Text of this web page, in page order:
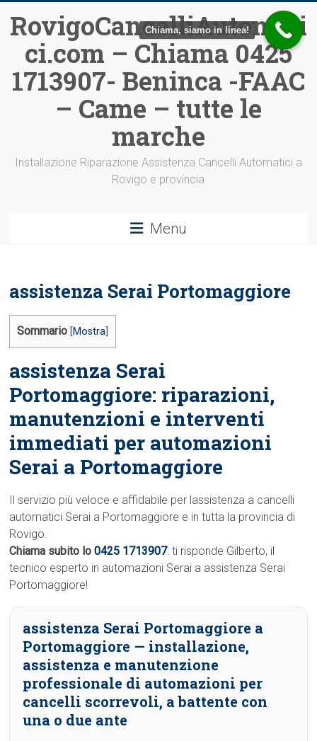
contenuto
RovigoCancelliAutomati
ci.com – Chiama 0425
1713907- Beninca -FAAC
– Came – tutte le
marche
Installazione Riparazione Assistenza Cancelli Automatici a
Rovigo e provincia
Menu
assistenza Serai Portomaggiore
Sommario Mostra
assistenza Serai
Portomaggiore: riparazioni,
manutenzioni e interventi
immediati per automazioni
Serai a Portomaggiore
Il servizio più veloce e affidabile per lassistenza a cancelli
automatici Serai a Portomaggiore e in tutta la provincia di
Rovigo.
Chiama subito lo0425 1713907: ti risponde Gilberto, il
tecnico esperto in automazioni Serai a assistenza Serai
Portomaggiore!
assistenza Serai Portomaggiore a
Portomaggiore — installazione,
assistenza e manutenzione
professionale di automazioni per
cancelli scorrevoli, a battente con
una o due ante
Chiama, siamo in linea!